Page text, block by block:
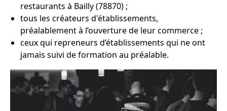
restaurants à Bailly (78870) ;
tous les créateurs d'établissements,
préalablement à l’ouverture de leur commerce ;
ceux qui repreneurs d’établissements qui ne ont
jamais suivi de formation au préalable.